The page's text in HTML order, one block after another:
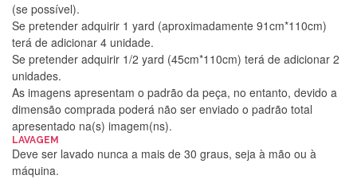
(se possível).
Se pretender adquirir 1 yard (aproximadamente 91cm*110cm)
terá de adicionar 4 unidade.
Se pretender adquirir 1/2 yard (45cm*110cm) terá de adicionar 2
unidades.
As imagens apresentam o padrão da peça, no entanto, devido a
dimensão comprada poderá não ser enviado o padrão total
apresentado na(s) imagem(ns).
LAVAGEM
Deve ser lavado nunca a mais de 30 graus, seja à mão ou à
máquina.